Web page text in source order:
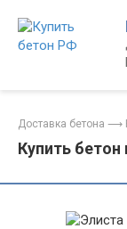
контенту
Доставка бетона ⟶
Купить бетон